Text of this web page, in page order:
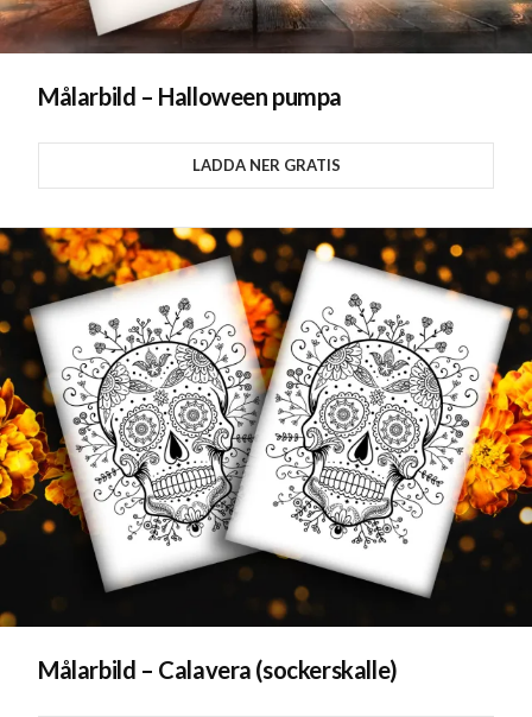
Målarbild – Halloween pumpa
LADDA NER GRATIS
Målarbild – Calavera (sockerskalle)